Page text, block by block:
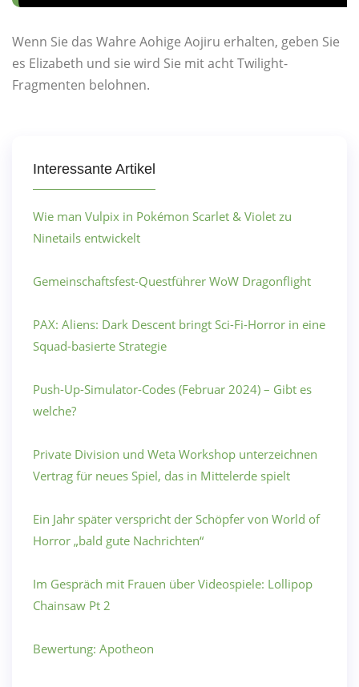
Wenn Sie das Wahre Aohige Aojiru erhalten, geben Sie
es Elizabeth und sie wird Sie mit acht Twilight-
Fragmenten belohnen.
Interessante Artikel
Wie man Vulpix in Pokémon Scarlet & Violet zu
Ninetails entwickelt
Gemeinschaftsfest-Questführer WoW Dragonflight
PAX: Aliens: Dark Descent bringt Sci-Fi-Horror in eine
Squad-basierte Strategie
Push-Up-Simulator-Codes (Februar 2024) – Gibt es
welche?
Private Division und Weta Workshop unterzeichnen
Vertrag für neues Spiel, das in Mittelerde spielt
Ein Jahr später verspricht der Schöpfer von World of
Horror „bald gute Nachrichten“
Im Gespräch mit Frauen über Videospiele: Lollipop
Chainsaw Pt 2
Bewertung: Apotheon